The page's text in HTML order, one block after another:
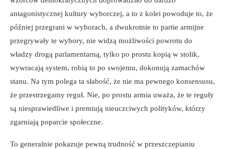
antagonistycznej kultury wyborczej, a to z kolei powoduje to, że
później przegrani w wyborach, a dwukrotnie to partie armijne
przegrywały te wybory, nie widzą możliwości powrotu do
władzy drogą parlamentarną, tylko po prostu kopią w stolik,
wywracają system, robią to po swojemu, dokonują zamachów
stanu. Na tym polega ta słabość, że nie ma pewnego konsensusu,
że przestrzegamy reguł. Nie, po prostu armia uważa, że te reguły
są niesprawiedliwe i premiują nieuczciwych polityków, którzy
zgarniają poparcie społeczne.
To generalnie pokazuje pewną trudność w przeszczepianiu